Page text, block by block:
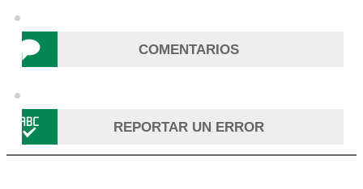
COMENTARIOS
REPORTAR UN ERROR